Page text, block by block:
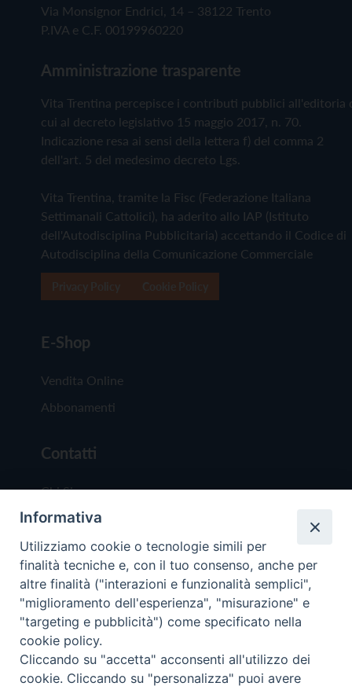
Via Monsignor Endrici, 14 – 38122 Trento
P.IVA e C.F. 00199960220
Amministrazione trasparente
Vita Trentina percepisce i contributi pubblici all'editoria
cui al decreto legislativo 15 maggio 2017, n. 70.
Indicazione resa ai sensi della lettera f) del comma 2
dell'art. 5 del medesimo decreto Lgs.
Vita Trentina, tramite la Fisc (Federazione Italiana
Settimanali Cattolici), ha aderito allo IAP (Istituto
dell'Autodisciplina Pubblicitaria) accettando il Codice di
Autodisciplina della Comunicazione Commerciale
E-Shop
Vendita Online
Abbonamenti
Contatti
Chi Siamo
Redazione
Scrivici
Copyright © 2019 - Tutti i diritti riservati - Vita
Trentina Editrice
Informativa
Utilizziamo cookie o tecnologie simili per
finalità tecniche e, con il tuo consenso, anche per
altre finalità ("interazioni e funzionalità semplici",
"miglioramento dell'esperienza", "misurazione" e
"targeting e pubblicità") come specificato nella
cookie policy.
Cliccando su "accetta" acconsenti all'utilizzo dei
cookie. Cliccando su "personalizza" puoi avere